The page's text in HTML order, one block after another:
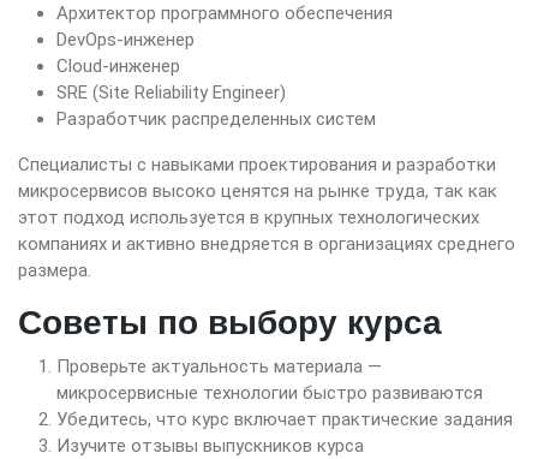
Архитектор программного обеспечения
DevOps-инженер
Cloud-инженер
SRE (Site Reliability Engineer)
Разработчик распределенных систем
Специалисты с навыками проектирования и разработки
микросервисов высоко ценятся на рынке труда, так как
этот подход используется в крупных технологических
компаниях и активно внедряется в организациях среднего
размера.
Советы по выбору курса
Проверьте актуальность материала —
микросервисные технологии быстро развиваются
Убедитесь, что курс включает практические задания
Изучите отзывы выпускников курса